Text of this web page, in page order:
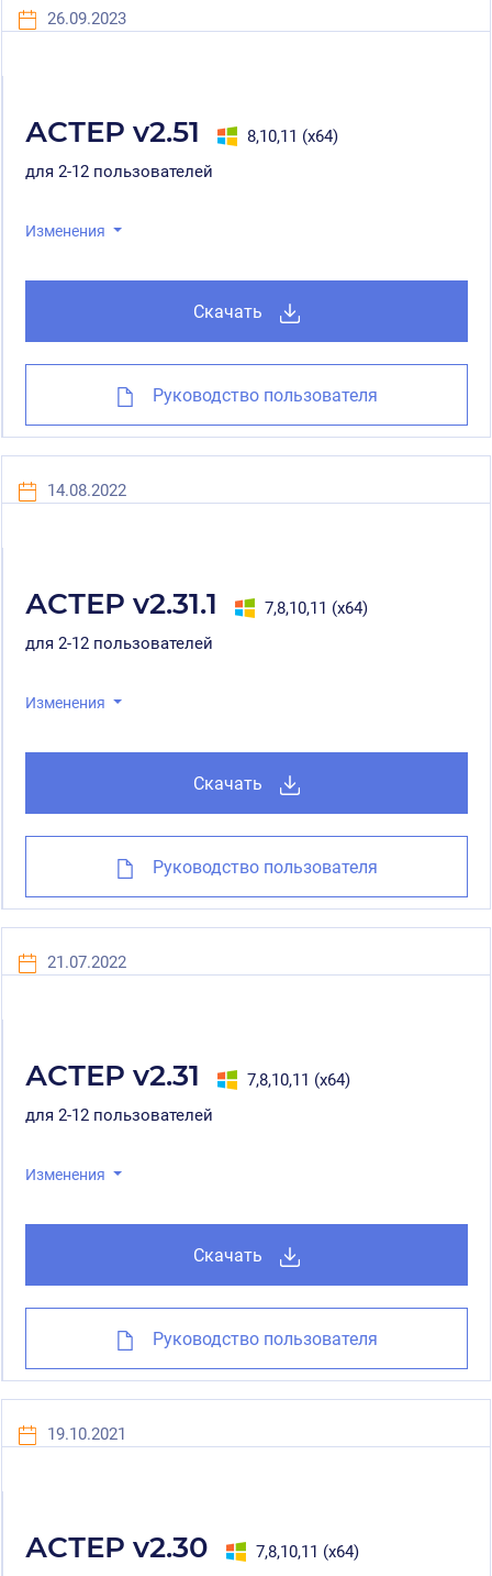
26.09.2023
АСТЕР v2.51
8,10,11 (x64)
для 2-12 пользователей
Изменения
Скачать
Руководство пользователя
14.08.2022
АСТЕР v2.31.1
7,8,10,11 (x64)
для 2-12 пользователей
Изменения
Скачать
Руководство пользователя
21.07.2022
АСТЕР v2.31
7,8,10,11 (x64)
для 2-12 пользователей
Изменения
Скачать
Руководство пользователя
19.10.2021
АСТЕР v2.30
7,8,10,11 (x64)